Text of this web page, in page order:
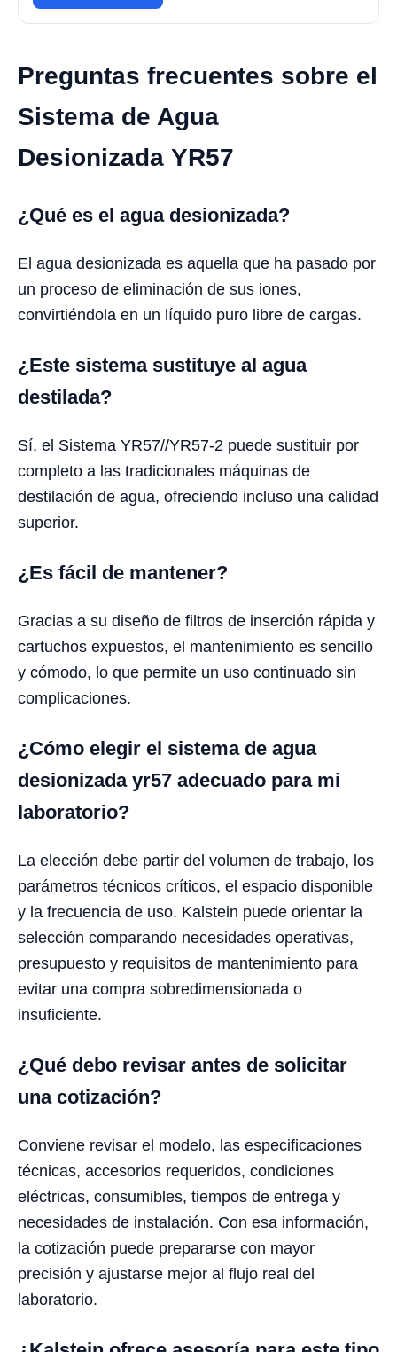
Preguntas frecuentes sobre el
Sistema de Agua
Desionizada YR57
¿Qué es el agua desionizada?
El agua desionizada es aquella que ha pasado por
un proceso de eliminación de sus iones,
convirtiéndola en un líquido puro libre de cargas.
¿Este sistema sustituye al agua
destilada?
Sí, el Sistema YR57//YR57-2 puede sustituir por
completo a las tradicionales máquinas de
destilación de agua, ofreciendo incluso una calidad
superior.
¿Es fácil de mantener?
Gracias a su diseño de filtros de inserción rápida y
cartuchos expuestos, el mantenimiento es sencillo
y cómodo, lo que permite un uso continuado sin
complicaciones.
¿Cómo elegir el sistema de agua
desionizada yr57 adecuado para mi
laboratorio?
La elección debe partir del volumen de trabajo, los
parámetros técnicos críticos, el espacio disponible
y la frecuencia de uso. Kalstein puede orientar la
selección comparando necesidades operativas,
presupuesto y requisitos de mantenimiento para
evitar una compra sobredimensionada o
insuficiente.
¿Qué debo revisar antes de solicitar
una cotización?
Conviene revisar el modelo, las especificaciones
técnicas, accesorios requeridos, condiciones
eléctricas, consumibles, tiempos de entrega y
necesidades de instalación. Con esa información,
la cotización puede prepararse con mayor
precisión y ajustarse mejor al flujo real del
laboratorio.